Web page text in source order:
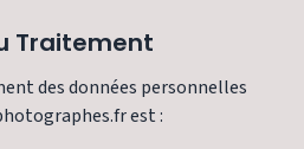
Traitement
des données personnelles
est :